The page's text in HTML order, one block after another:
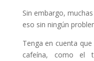
Sin embargo,
eso sin ningún
Tenga en cuenta
cafeína, como el